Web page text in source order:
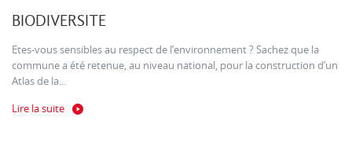
BIODIVERSITE
Etes-vous sensibles au respect de l’environnement ? Sachez que la
commune a été retenue, au niveau national, pour la construction d’un
Atlas de la...
Lire la suite